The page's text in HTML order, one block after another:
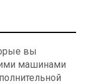
вы
машинами